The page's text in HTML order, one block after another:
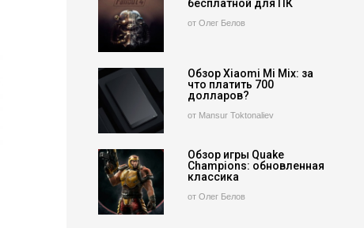
бесплатной для ПК
от Олег Белов
Обзор Xiaomi Mi Mix: за
что платить 700
долларов?
от Mansur Toktonaliev
Обзор игры Quake
Champions: обновленная
классика
от Олег Белов